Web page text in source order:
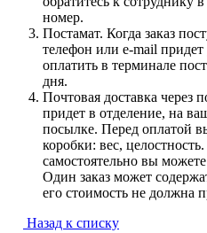
номер.
Постамат. Когда заказ
телефон или e-mail
оплатить в терминале
дня.
Почтовая доставка через
придет в отделение, на
посылке. Перед оплатой
коробки: вес,
самостоятельно вы
Один заказ может
его стоимость не должна
Назад к списку